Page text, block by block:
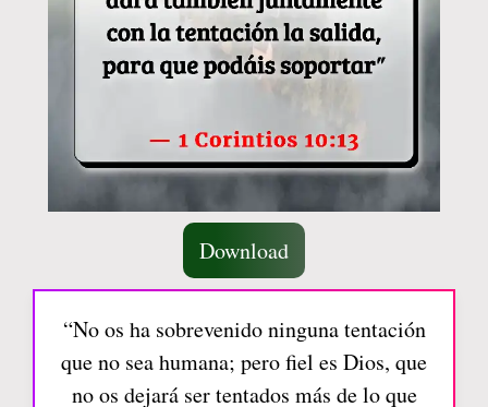
Download
“No os ha sobrevenido ninguna tentación
que no sea humana; pero fiel es Dios, que
no os dejará ser tentados más de lo que